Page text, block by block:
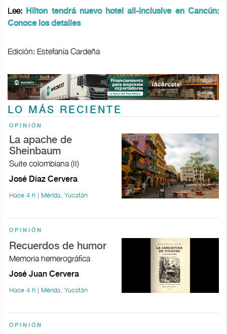
Lee: Hilton tendrá nuevo hotel all-inclusive en Cancún:
Conoce los detalles
Edición: Estefanía Cardeña
LO MÁS RECIENTE
OPINIÓN
La apache de
Sheinbaum
Suite colombiana (II)
José Díaz Cervera
Hace 4 h | Mérida, Yucatán
OPINIÓN
Recuerdos de humor
Memoria hemerográfica
José Juan Cervera
Hace 4 h | Mérida, Yucatán
OPINIÓN